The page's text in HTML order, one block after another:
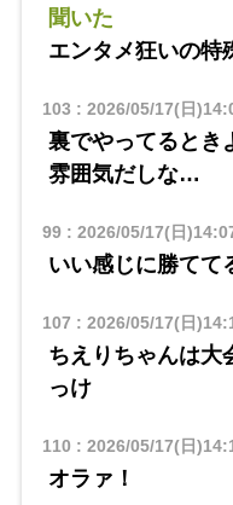
聞いた
エンタメ狂いの特
103 : 2026/05/17(日
裏でやってるとき
雰囲気だしな…
99: 2026/05/17(日
いい感じに勝てて
107 : 2026/05/17(日
ちえりちゃんは大
っけ
110 : 2026/05/17(日
オラァ！